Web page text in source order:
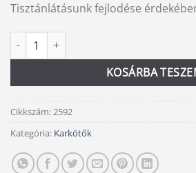
Tisztánlátásunk fejlodése
Lapis lazuli - hegyikristály- szodalit
KOSÁRBA
Alternative:
Cikkszám:2592
Kategória: Karkötők